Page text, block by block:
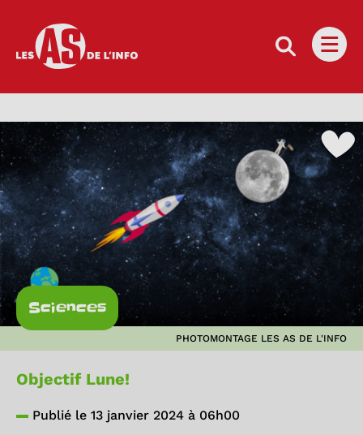
Les as de l'info
Sciences
PHOTOMONTAGE LES AS DE L'INFO
Objectif Lune!
Publié le 13 janvier 2024 à 06h00